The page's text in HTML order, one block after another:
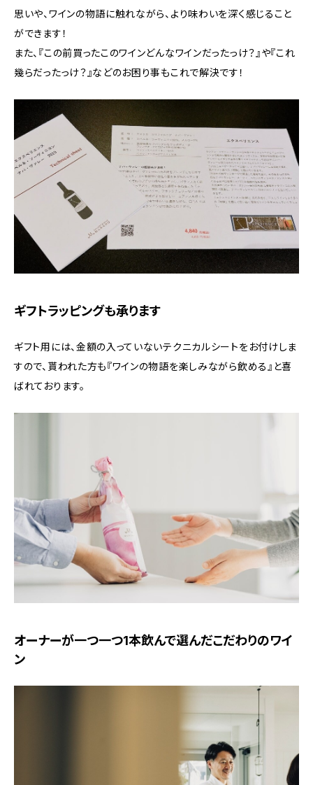
思いや、ワインの物語に触れながら、より味わいを深く感じること
ができます！
また、『この前買ったこのワインどんなワインだったっけ？』や『これ
幾らだったっけ？』などのお困り事もこれで解決です！
ギフトラッピングも承ります
ギフト用には、金額の入っていないテクニカルシートをお付けしま
すので、貰われた方も『ワインの物語を楽しみながら飲める』と喜
ばれております。
オーナーが一つ一つ1本飲んで選んだこだわりのワイ
ン